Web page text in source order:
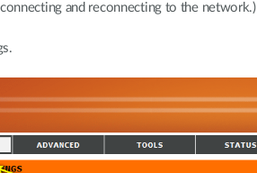
and reconnecting to the network.)